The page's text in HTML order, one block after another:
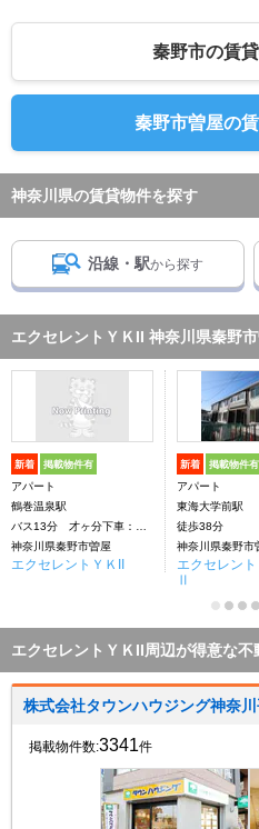
秦野市の賃
秦野市曽屋の
神奈川県の賃貸物件を探す
沿線・駅から探す
エクセレントＹＫII 神奈川県秦野
新着 掲載物件有
アパート
鶴巻温泉駅
バス13分 才ヶ分下車：停歩2分
神奈川県秦野市曽屋
エクセレントＹＫII
新着 掲載物件有
アパート
東海大学前駅
徒歩38分
神奈川県秦野市
エクセレント
Ⅱ
エクセレントＹＫII周辺が得意な不
株式会社タウンハウジング神奈
掲載物件数:3341件